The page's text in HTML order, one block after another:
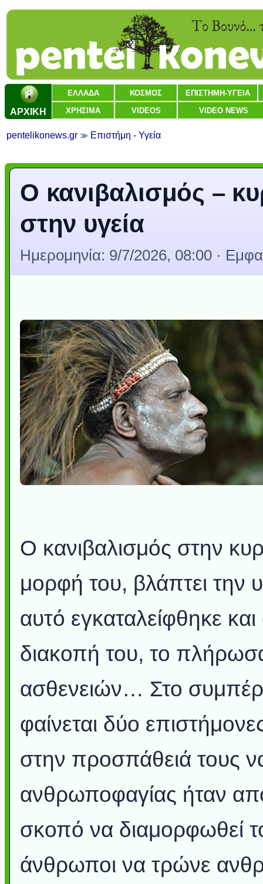
ΑΡΧΙΚΗ
ΕΛΛΑΔΑ ΚΟΣΜΟΣ ΕΠΙΣΤΗΜΗ-ΥΓΕΙΑ
ΧΡΗΣΙΜΑ VIDEOS VIDEO NEWS
pentelikonews.gr Επιστήμη - Υγεία
Ο κανιβαλισμός –
στην υγεία
Ημερομηνία: 9/7/2026, 08:00 ·
Ο κανιβαλισμός στην
μορφή του, βλάπτει την
αυτό εγκαταλείφθηκε
διακοπή του, το
ασθενειών… Στο
φαίνεται δύο
στην προσπάθειά τους
ανθρωποφαγίας ήταν
σκοπό να διαμορφωθεί
άνθρωποι να τρώνε